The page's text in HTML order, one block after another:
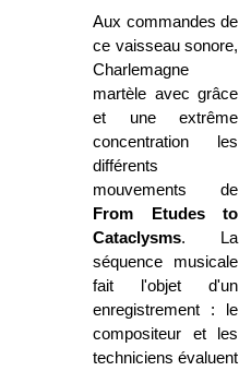
Aux commandes de
ce vaisseau sonore,
Charlemagne
martèle avec grâce
et une extrême
concentration les
différents
mouvements de
From Etudes to
Cataclysms. La
séquence musicale
fait l'objet d'un
enregistrement : le
compositeur et les
techniciens évaluent